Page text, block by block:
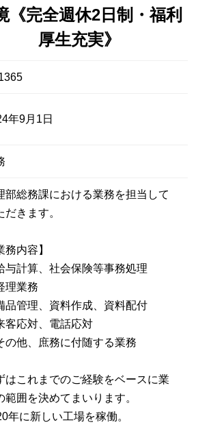
《完全週休2日制・福利
厚生充実》
年9月1日
部総務課における業務を担当して
だきます。
務内容】
与計算、社会保険等事務処理
理業務
品管理、資料作成、資料配付
客応対、電話応対
の他、庶務に付随する業務
はこれまでのご経験をベースに業
範囲を決めてまいります。
年に新しい工場を稼働。